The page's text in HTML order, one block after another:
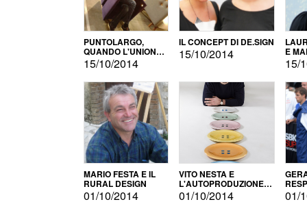
PUNTOLARGO,
QUANDO L'UNIONE
FA LA FORZA E
VINCE
15/10/2014
IL CONCEPT DI DE.SIGN
15/10/2014 E
15/
MARIO FESTA E IL
RURAL DESIGN
01/10/2014
VITO NESTA E
L'AUTOPRODUZIONE
COME RECUPERO DEI
01/10/2014 01/